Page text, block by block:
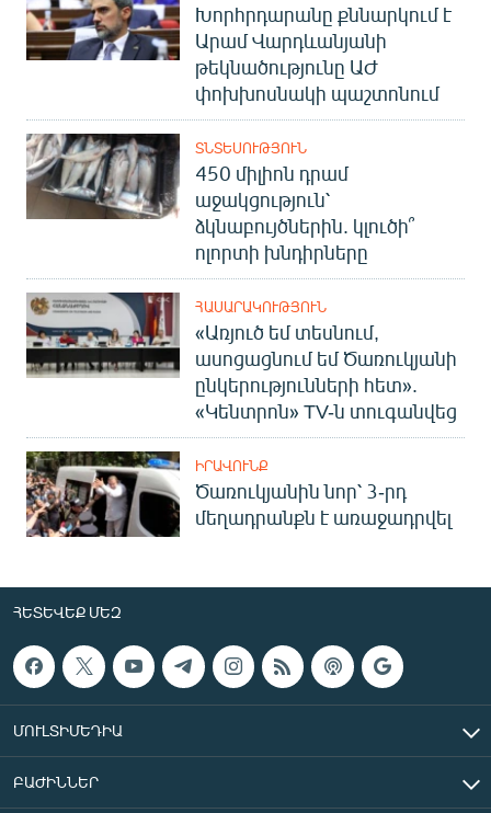
Խորհրդարանը քննարկում է
Արամ Վարդևանյանի
թեկնածությունը ԱԺ
փոխխոսնակի պաշտոնում
ՏՆՏԵՍՈՒԹՅՈՒՆ
450 միլիոն դրամ
աջակցություն՝
ձկնաբույծներին. կլուծի՞
ոլորտի խնդիրները
ՀԱՍԱՐԱԿՈՒԹՅՈՒՆ
«Առյուծ եմ տեսնում,
ասոցացնում եմ Ծառուկյանի
ընկերությունների հետ».
«Կենտրոն» TV-ն տուգանվեց
ԻՐԱՎՈՒՆՔ
Ծառուկյանին նոր՝ 3-րդ
մեղադրանքն է առաջադրվել
ՀԵՏԵՎԵՔ ՄԵԶ
ՄՈՒԼՏԻՄԵԴԻԱ
ԲԱԺԻՆՆԵՐ